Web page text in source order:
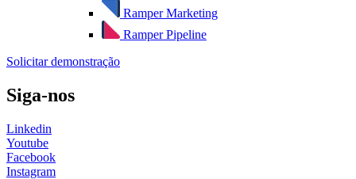
Ramper Marketing
Ramper Pipeline
Solicitar demonstração
Siga-nos
Linkedin
Youtube
Facebook
Instagram